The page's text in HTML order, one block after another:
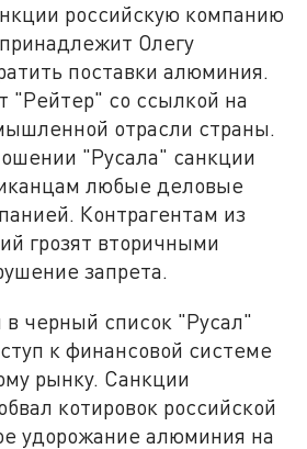
российскую компанию
Олегу
поставки алюминия.
"Рейтер" со ссылкой на
отрасли страны.
"Русала" санкции
любые деловые
Контрагентам из
грозят вторичными
запрета.
черный список "Русал"
к финансовой системе
рынку. Санкции
котировок российской
удорожание алюминия на